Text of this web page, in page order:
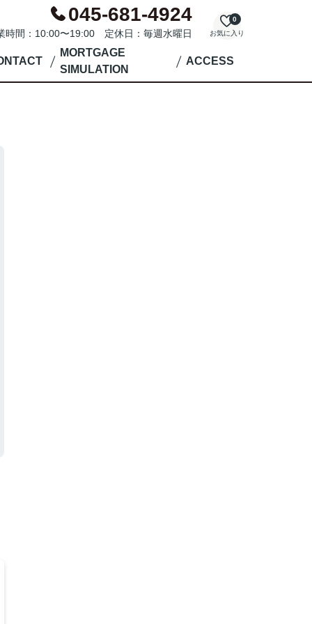
045-681-4924
時間：10:00〜19:00 定休日：毎週水曜日 お気に入り
0
MORTGAGE
SIMULATION
ACCESS